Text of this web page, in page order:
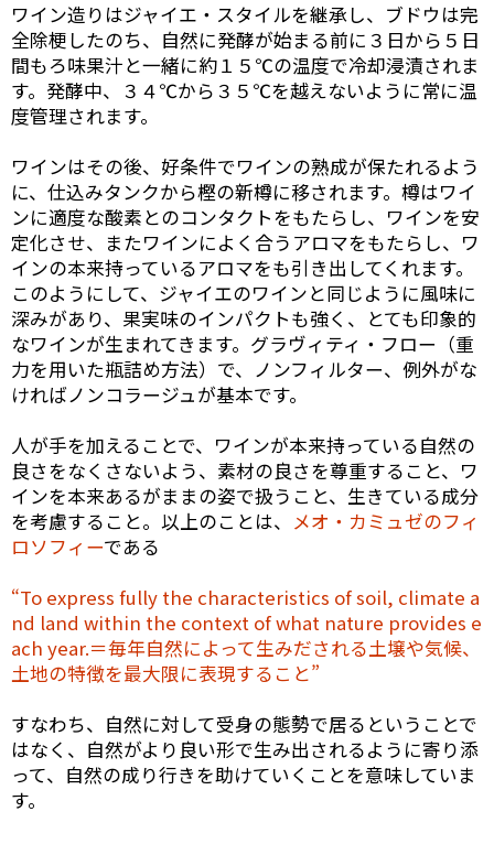
ワイン造りはジャイエ・スタイルを継承し、ブドウは完
全除梗したのち、自然に発酵が始まる前に３日から５日
間もろ味果汁と一緒に約１５℃の温度で冷却浸漬されま
す。発酵中、３４℃から３５℃を越えないように常に温
度管理されます。
ワインはその後、好条件でワインの熟成が保たれるよう
に、仕込みタンクから樫の新樽に移されます。樽はワイ
ンに適度な酸素とのコンタクトをもたらし、ワインを安
定化させ、またワインによく合うアロマをもたらし、ワ
インの本来持っているアロマをも引き出してくれます。
このようにして、ジャイエのワインと同じように風味に
深みがあり、果実味のインパクトも強く、とても印象的
なワインが生まれてきます。グラヴィティ・フロー（重
力を用いた瓶詰め方法）で、ノンフィルター、例外がな
ければノンコラージュが基本です。
人が手を加えることで、ワインが本来持っている自然の
良さをなくさないよう、素材の良さを尊重すること、ワ
インを本来あるがままの姿で扱うこと、生きている成分
を考慮すること。以上のことは、 メオ・カミュゼのフィ
ロソフィーである
“To express fully the characteristics of soil, climate a
nd land within the context of what nature provides e
ach year.＝毎年自然によって生みだされる土壌や気候、
土地の特徴を最大限に表現すること”
すなわち、自然に対して受身の態勢で居るということで
はなく、自然がより良い形で生み出されるように寄り添
って、自然の成り行きを助けていくことを意味していま
す。